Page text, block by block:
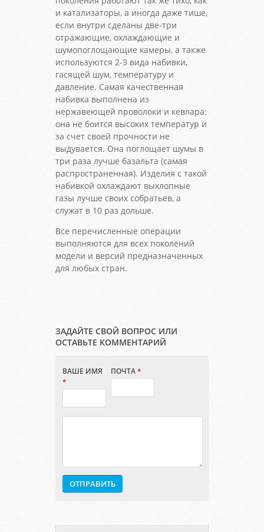
и катализаторы, а иногда даже тише,
если внутри сделаны две-три
отражающие, охлаждающие и
шумопоглощающие камеры, а также
используются 2-3 вида набивки,
гасящей шум, температуру и
давление. Самая качественная
набивка выполнена из
нержавеющей проволоки и кевлара:
она не боится высоких температур и
за счет своей прочности не
выдувается. Она поглощает шумы в
три раза лучше базальта (самая
распространенная). Изделия с такой
набивкой охлаждают выхлопные
газы лучше своих собратьев, а
служат в 10 раз дольше.
Все перечисленные операции
выполняются для всех поколений
модели и версий предназначенных
для любых стран.
ЗАДАЙТЕ СВОЙ ВОПРОС ИЛИ
ОСТАВЬТЕ КОММЕНТАРИЙ
ВАШЕ ИМЯ
*
ПОЧТА*